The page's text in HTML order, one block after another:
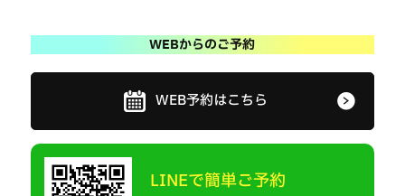
WEBからのご予約
WEB予約はこちら
LINEで簡単ご予約